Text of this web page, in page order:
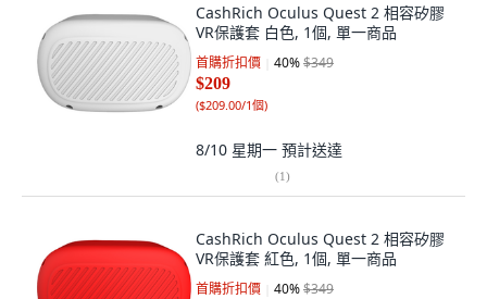
CashRich Oculus Quest 2 相容矽膠
VR保護套 白色, 1個, 單一商品
首購折扣價 40%$349
$209
($209.00/1個)
8/10 星期一 預計送達
(1)
CashRich Oculus Quest 2 相容矽膠
VR保護套 紅色, 1個, 單一商品
首購折扣價 40%$349